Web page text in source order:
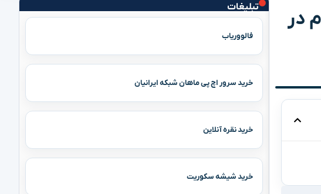
تبلیغات
فالووریاب
خرید سرور اچ پی ماهان شبکه ایرانیان
خرید نقره آنلاین
خرید شیشه سکوریت
در